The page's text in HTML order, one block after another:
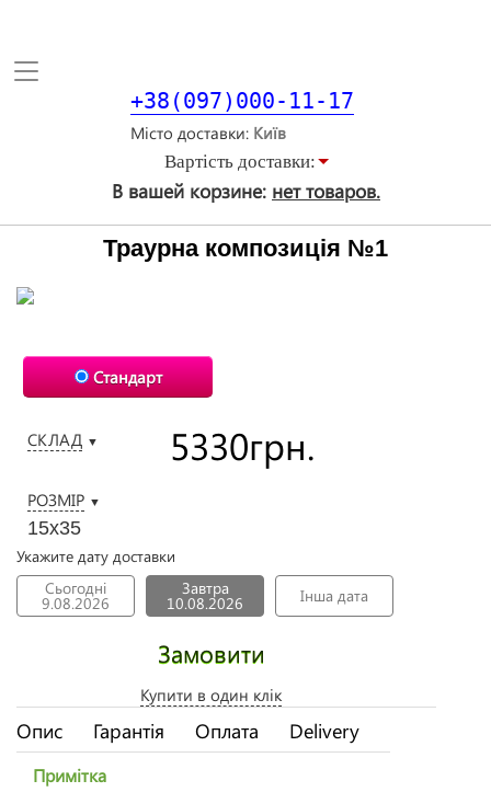
Toggle
+38(097)000-11-17
Місто доставки
Вартiсть доставки:
В вашей корзине: нет товаров.
Траурна композиція №1
Стандарт
СКЛАД ▼
РОЗМІР ▼
15х35
5330грн.
Укажите дату доставки
Сьогодні
9.08.2026
Завтра
10.08.2026 Інша дата
Замовити
Купити в один клік
Опис Гарантія Оплата Delivery
Примітка